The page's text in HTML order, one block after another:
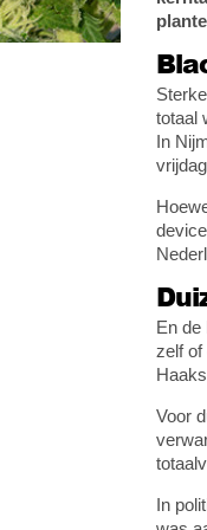
totaal
In
En de
zelf of
Voor
In